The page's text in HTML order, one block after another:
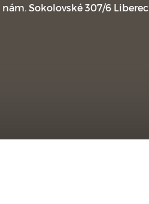
nám. Sokolovské 307/6 Liberec